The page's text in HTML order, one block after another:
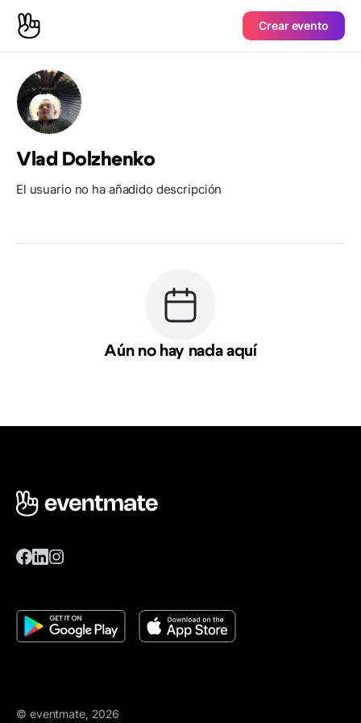
Crear evento
Vlad Dolzhenko
El usuario no ha añadido descripción
Aún no hay nada aquí
© eventmate, 2026